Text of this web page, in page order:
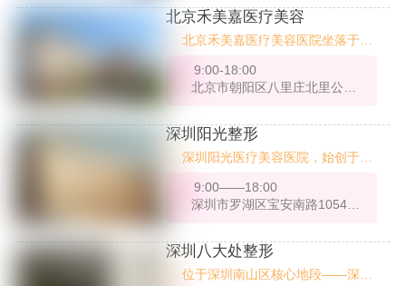
第八医学中心整形外科的延续，拥
有强大的公立医疗背景与整形临床
积淀。今天就带大家全面了解一
院，到底有哪些真技术、强项目和
值得信赖的医生团队。
北京禾美嘉医疗美容
北京禾美嘉医疗美容医院坐落于北
4年成立以来，始终以创新为核心
理念，深耕自体脂肪移植领域，逐
科、美容皮肤科及麻醉科于一体的
综合性医美机构。凭借13年脂肪专
科技术沉淀、26项技术及超万例临
度等关键指标上行业，成为华北地
区脂肪移植领域的标杆品牌。
9:00-18:00
北京市朝阳区八里庄北里公园1872商务楼2-3层
深圳阳光整形
深圳阳光医疗美容医院，始创于19
的专业医疗美容机构之一，至今已
有26年历史。作为深圳市整形美容
承“专业、规范、安全、美学”的理
念，致力于为求美者提供高品质、
个性化的医美服务。医院坐落于深
9:00——18:00
深圳市罗湖区宝安南路1054号湖北宝丰大厦七楼
深圳八大处整形
位于深圳南山区核心地段——深圳